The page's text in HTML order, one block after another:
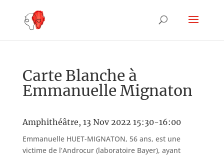
Carte Blanche à
Emmanuelle Mignaton
Amphithéâtre, 13 Nov 2022 15:30-16:00
Emmanuelle HUET-MIGNATON, 56 ans, est une
victime de l’Androcur (laboratoire Bayer), ayant